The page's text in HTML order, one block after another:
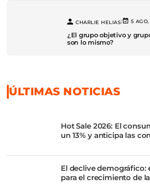
CHARLIE HELIAS| 5
¿El grupo objetivo y
son lo mismo?
ÚLTIMAS NOTICIAS
Hot Sale 2026: El
un 13% y anticipa las
El declive demográfico:
para el crecimiento de